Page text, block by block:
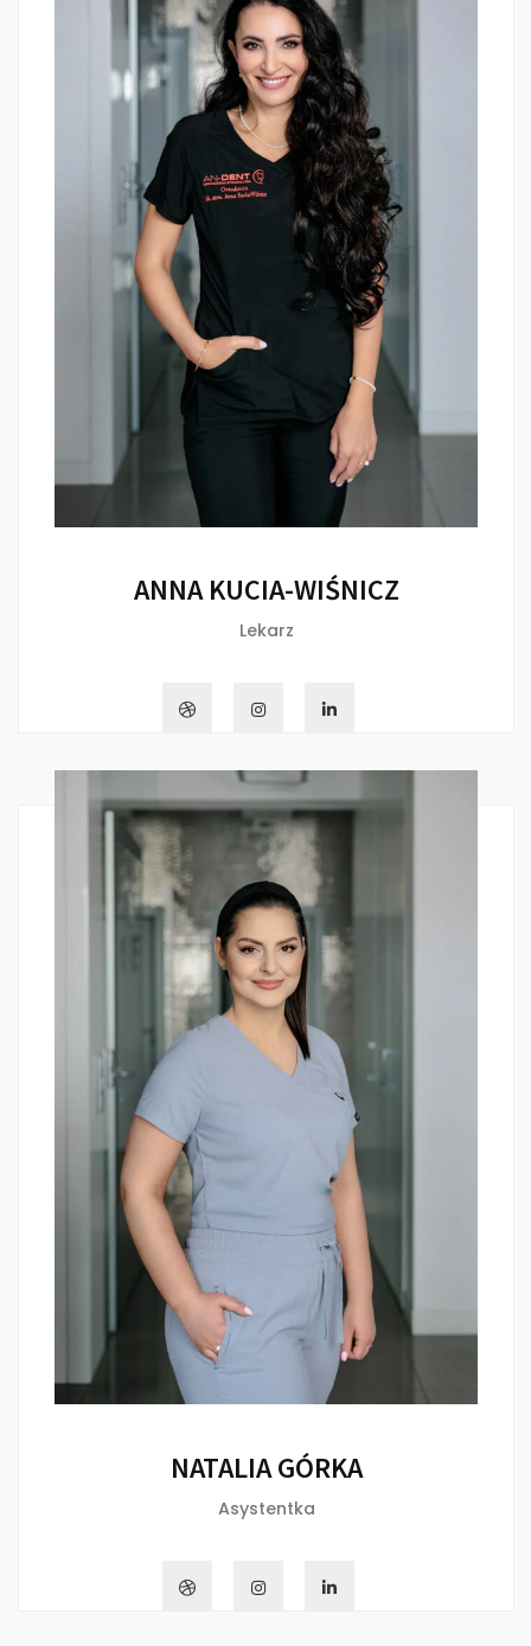
ANNA KUCIA-WIŚNICZ
Lekarz
NATALIA GÓRKA
Asystentka